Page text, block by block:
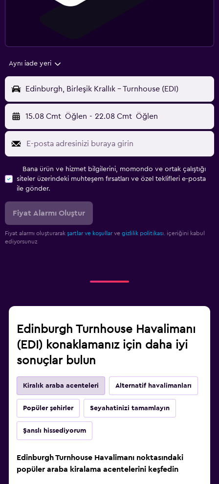
Aynı iade yeri
Edinburgh, Birleşik Krallık - Turnhouse (EDI)
15.08 Cmt Öğlen - 22.08 Cmt Öğlen
Bana ürün ve hizmet bilgilerini, momondo ve ortak çalıştığı
siteler üzerindeki muhteşem fırsatları ve özel teklifleri e-posta
ile gönder.
Fiyat Alarmı Oluştur
Fiyat alarmı oluşturarak şartlar ve koşullar ve gizlilik politikası. içeriğini kabul
ediyorsunuz
Edinburgh Turnhouse Havalimanı
(EDI) konaklamanız için daha iyi
sonuçlar bulun
Kiralık araba acenteleri Alternatif havalimanları
Popüler şehirler Seyahatinizi tamamlayın
Şanslı hissediyorum
Edinburgh Turnhouse Havalimanı noktasındaki
popüler araba kiralama acentelerini keşfedin